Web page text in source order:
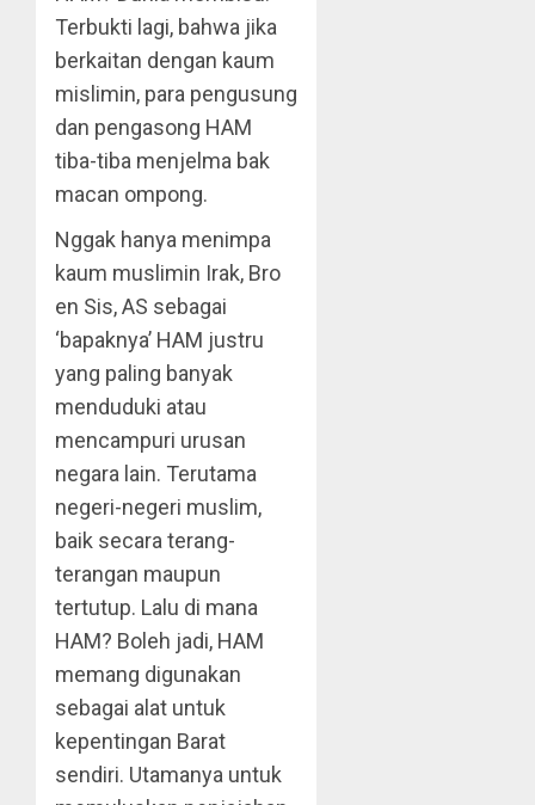
Terbukti lagi, bahwa jika
berkaitan dengan kaum
mislimin, para pengusung
dan pengasong HAM
tiba-tiba menjelma bak
macan ompong.
Nggak hanya menimpa
kaum muslimin Irak, Bro
en Sis, AS sebagai
‘bapaknya’ HAM justru
yang paling banyak
menduduki atau
mencampuri urusan
negara lain. Terutama
negeri-negeri muslim,
baik secara terang-
terangan maupun
tertutup. Lalu di mana
HAM? Boleh jadi, HAM
memang digunakan
sebagai alat untuk
kepentingan Barat
sendiri. Utamanya untuk